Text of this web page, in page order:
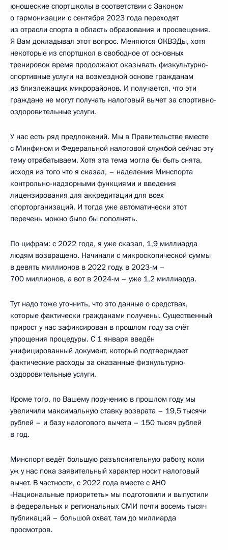
юношеские спортшколы в соответствии с Законом
о гармонизации с сентября 2023 года переходят
из отрасли спорта в область образования и просвещения.
Я Вам докладывал этот вопрос. Меняются ОКВЭДы, хотя
некоторые из спортшкол в свободное от основных
тренировок время продолжают оказывать физкультурно-
спортивные услуги на возмездной основе гражданам
из близлежащих микрорайонов. И получается, что эти
граждане не могут получать налоговый вычет за спортивно-
оздоровительные услуги.
У нас есть ряд предложений. Мы в Правительстве вместе
с Минфином и Федеральной налоговой службой сейчас эту
тему отрабатываем. Хотя эта тема могла бы быть снята,
исходя из того что я сказал, – наделения Минспорта
контрольно-надзорными функциями и введения
лицензирования для аккредитации для всех
спорторганизаций. И тогда уже автоматически этот
перечень можно было бы пополнять.
По цифрам: с 2022 года, я уже сказал, 1,9 миллиарда
людям возвращено. Начинали с микроскопической суммы
в девять миллионов в 2022 году, в 2023-м –
700 миллионов, а вот в 2024-м – уже 1,2 миллиарда.
Тут надо тоже уточнить, что это данные о средствах,
которые фактически гражданами получены. Существенный
прирост у нас зафиксирован в прошлом году за счёт
упрощения процедуры. С 1 января введён
унифицированный документ, который подтверждает
фактические расходы за оказанные физкультурно-
оздоровительные услуги.
Кроме того, по Вашему поручению в прошлом году мы
увеличили максимальную ставку возврата – 19,5 тысячи
рублей – и базу налогового вычета – 150 тысяч рублей
в год.
Минспорт ведёт большую разъяснительную работу, коли
уж у нас пока заявительный характер носит налоговый
вычет. В частности, с 2022 года вместе с АНО
«Национальные приоритеты» мы подготовили и выпустили
в федеральных и региональных СМИ почти восемь тысяч
публикаций – большой охват, там до миллиарда
просмотров.